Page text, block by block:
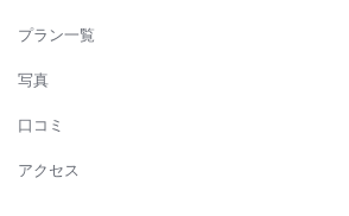
プラン一覧
写真
口コミ
アクセス